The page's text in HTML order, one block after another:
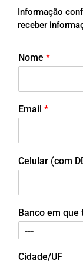
Informação
receber
Nome *
Email *
Celular (com
Banco em que
Cidade/UF